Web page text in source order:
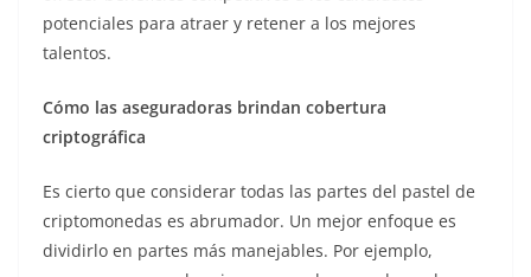
potenciales para atraer y retener a los mejores
talentos.
Cómo las aseguradoras brindan cobertura
criptográfica
Es cierto que considerar todas las partes del pastel de
criptomonedas es abrumador. Un mejor enfoque es
dividirlo en partes más manejables. Por ejemplo,